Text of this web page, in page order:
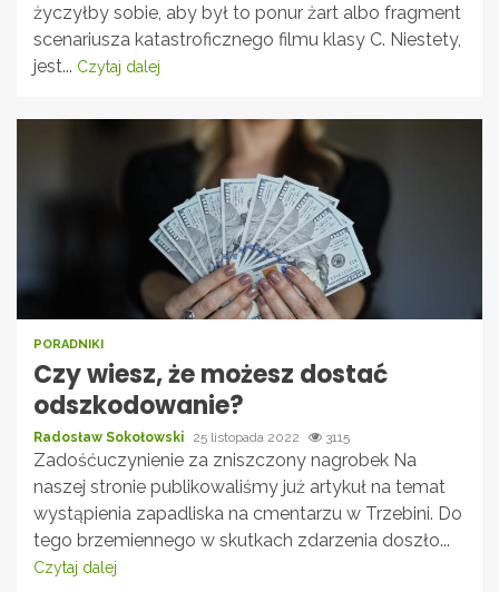
życzyłby sobie, aby był to ponur żart albo fragment
scenariusza katastroficznego filmu klasy C. Niestety,
jest... Czytaj dalej
PORADNIKI
Czy wiesz, że możesz dostać
odszkodowanie?
Radosław Sokołowski 25 listopada 2022 3115
Zadośćuczynienie za zniszczony nagrobek Na
naszej stronie publikowaliśmy już artykuł na temat
wystąpienia zapadliska na cmentarzu w Trzebini. Do
tego brzemiennego w skutkach zdarzenia doszło...
Czytaj dalej